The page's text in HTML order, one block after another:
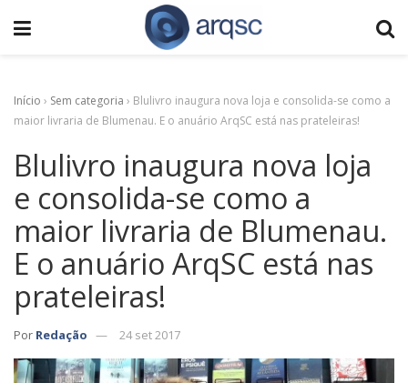
Início › Sem categoria › Blulivro inaugura nova loja e consolida-se como a
maior livraria de Blumenau. E o anuário ArqSC está nas prateleiras!
Blulivro inaugura nova loja
e consolida-se como a
maior livraria de Blumenau.
E o anuário ArqSC está nas
prateleiras!
Por Redação 24 set 2017